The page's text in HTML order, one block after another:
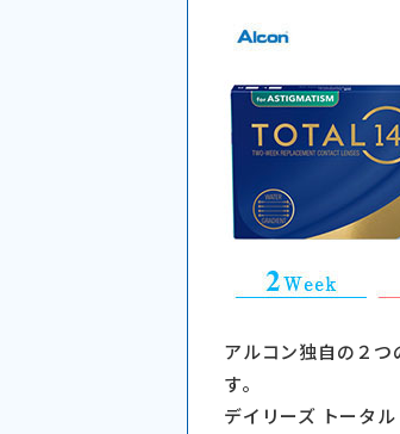
アルコン独自の２
す。
デイリーズ トータ